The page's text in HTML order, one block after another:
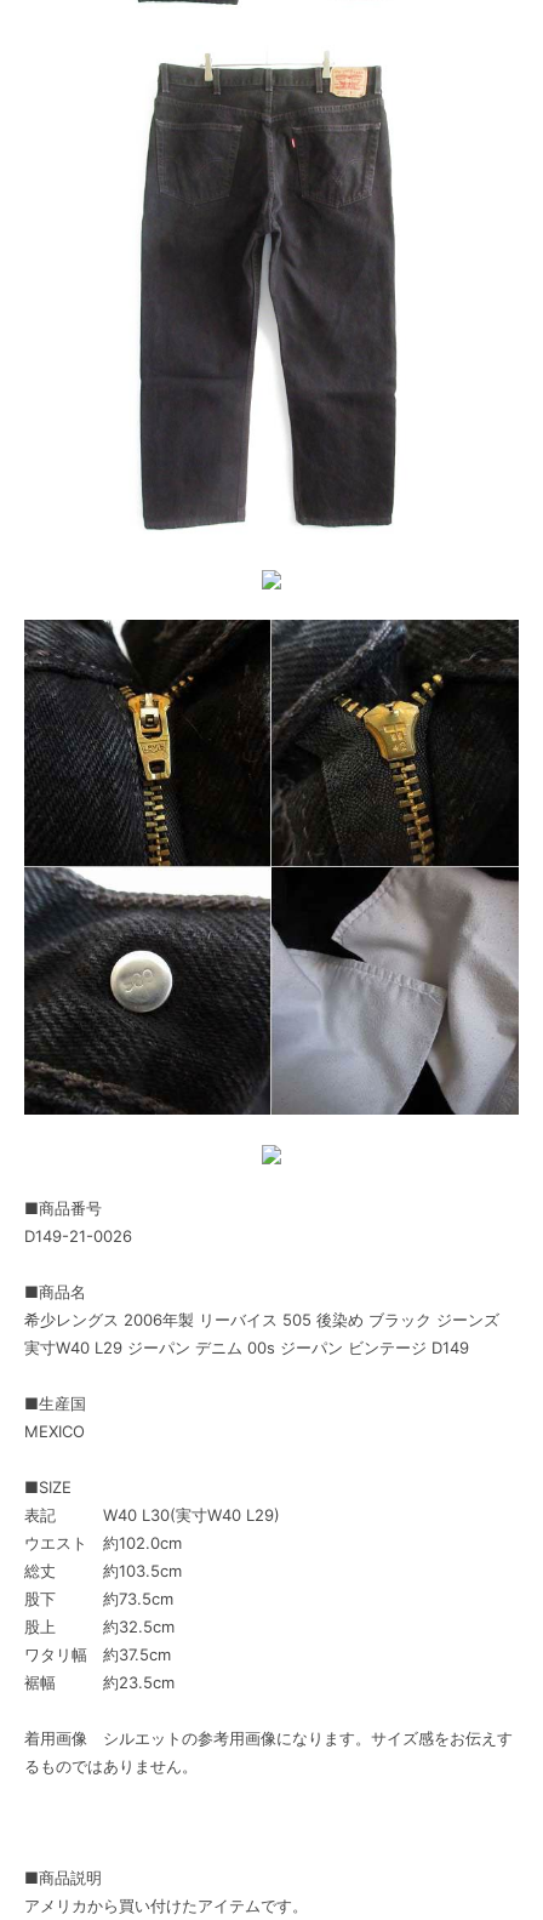
■商品番号
D149-21-0026
■商品名
希少レングス 2006年製 リーバイス 505 後染め ブラック ジーンズ
実寸W40 L29 ジーパン デニム 00s ジーパン ビンテージ D149
■生産国
MEXICO
■SIZE
表記 W40 L30(実寸W40 L29)
ウエスト 約102.0cm
総丈 約103.5cm
股下 約73.5cm
股上 約32.5cm
ワタリ幅 約37.5cm
裾幅 約23.5cm
着用画像 シルエットの参考用画像になります。サイズ感をお伝えす
るものではありません。
■商品説明
アメリカから買い付けたアイテムです。